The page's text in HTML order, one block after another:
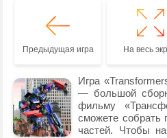
Предыдущая игра На весь
Игра
— большой
фильму
сможете собрать
частей. Чтобы